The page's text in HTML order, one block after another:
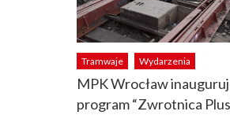
Tramwaje Wydarzenia
MPK Wrocław
program “Zwrotnica